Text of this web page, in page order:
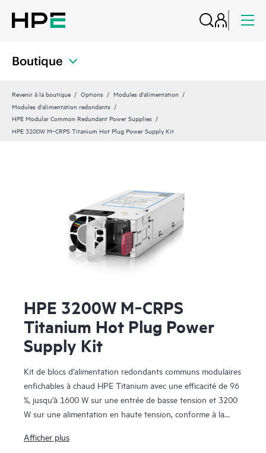
Boutique
Revenir à la boutique Options
Modules d'alimentation
Modules d'alimentation redondants
HPE Modular Common Redundant Power Supplies
HPE 3200W M‑CRPS Titanium Hot Plug Power Supply Kit
HPE 3200W M‑CRPS
Titanium Hot Plug Power
Supply Kit
Kit de blocs d’alimentation redondants communs modulaires
enfichables à chaud HPE Titanium avec une efficacité de 96
%, jusqu’à 1600 W sur une entrée de basse tension et 3200
W sur une alimentation en haute tension, conforme à la
80PLUS.
Afficher plus